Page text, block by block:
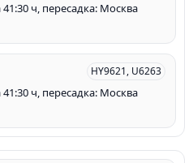
ч, пересадка: Москва
HY9621, U6263
ч, пересадка: Москва